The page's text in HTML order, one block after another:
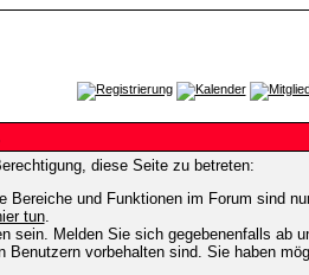
diese Seite zu betreten:
Bereiche und Funktionen im Forum sind
tun.
sein. Melden Sie sich gegebenenfalls ab
vorbehalten sind. Sie haben